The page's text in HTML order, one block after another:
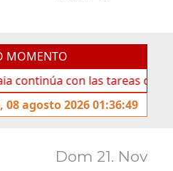
MOMENTO
con las tareas de
08 agosto 2026 01:36:49
Dom 21. Nov